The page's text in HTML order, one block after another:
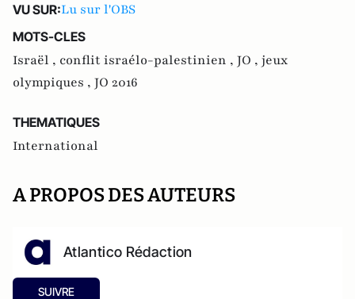
VU SUR:Lu sur l'OBS
MOTS-CLES
Israël , conflit israélo-palestinien , JO , jeux
olympiques , JO 2016
THEMATIQUES
International
A PROPOS DES AUTEURS
Atlantico Rédaction
SUIVRE